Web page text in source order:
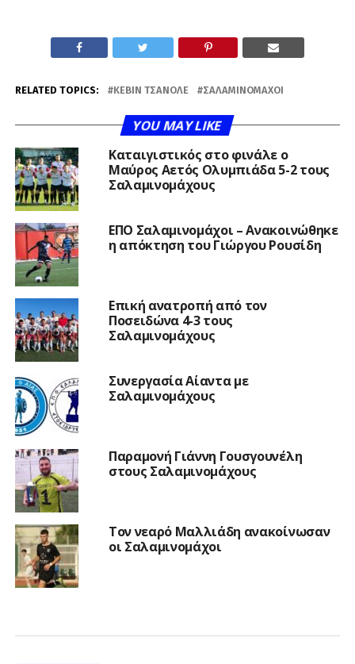
RELATED TOPICS: ΚΈΒΙΝ ΤΣΑΝΟΛΈ ΣΑΛΑΜΙΝΟΜΆΧΟΙ
YOU MAY LIKE
Καταιγιστικός στο φινάλε ο
Μαύρος Αετός Ολυμπιάδα 5-2 τους
Σαλαμινομάχους
ΕΠΟ Σαλαμινομάχοι – Ανακοινώθηκε
η απόκτηση του Γιώργου Ρουσίδη
Επική ανατροπή από τον
Ποσειδώνα 4-3 τους
Σαλαμινομάχους
Συνεργασία Αίαντα με
Σαλαμινομάχους
Παραμονή Γιάννη Γουσγουνέλη
στους Σαλαμινομάχους
Τον νεαρό Μαλλιάδη ανακοίνωσαν
οι Σαλαμινομάχοι